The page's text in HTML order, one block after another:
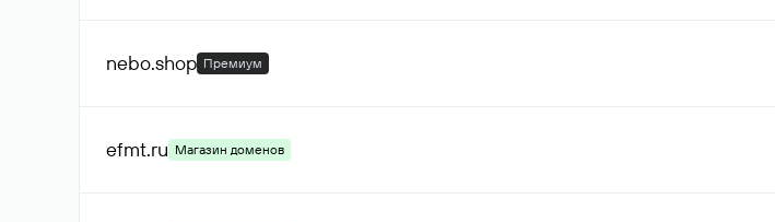
nebo.shop Премиум
efmt.ru Магазин доменов